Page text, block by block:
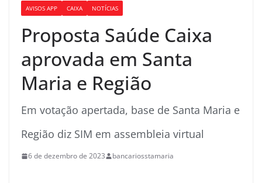
AVISOS APP CAIXA NOTÍCIAS
Proposta Saúde Caixa
aprovada em Santa
Maria e Região
Em votação apertada, base de Santa Maria e
Região diz SIM em assembleia virtual
6 de dezembro de 2023 bancariosstamaria